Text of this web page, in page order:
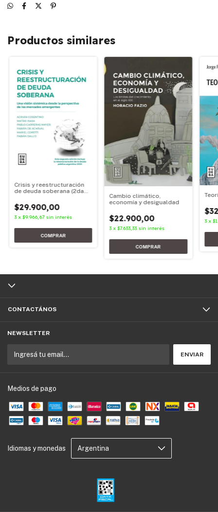
Productos similares
Crisis y reestructuración
de deuda soberana (2da
$29.900,00
3 x $9.966,67 sin interés
Cambio climático,
economía y desigualdad
$22.900,00
3 x$7.633,33 sin interés
3 x
CONTACTÁNOS
NEWSLETTER
Medios de pago
Idiomas y monedas